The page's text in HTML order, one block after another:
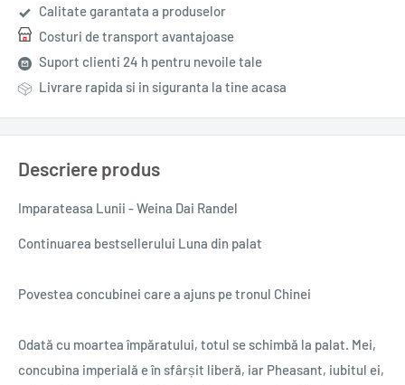
Calitate garantata a produselor
Costuri de transport avantajoase
Suport clienti 24 h pentru nevoile tale
Livrare rapida si in siguranta la tine acasa
Descriere produs
Imparateasa Lunii - Weina Dai Randel
Continuarea bestsellerului Luna din palat
Povestea concubinei care a ajuns pe tronul Chinei
Odată cu moartea împăratului, totul se schimbă la palat. Mei,
concubina imperială e în sfârșit liberă, iar Pheasant, iubitul ei,